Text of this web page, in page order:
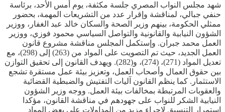
شهد مجلس النواب المصري جلسة مكثفة، يوم أمس الأحد، برئاسة
حنفي جبالي، لمناقشة وإقرار عدد من التشريعات المهمة، بحضور
ممثلي الحكومة، بينهم وزير الصحة والسكان خالد عبد الغفار، ووزير
الشؤون النيابية والقانونية والتواصل السياسي محمود فوزي، ووزير
العمل محمد جبران. وإستكمل المجلس مناقشة مشروع قانون
العمل الجديد، حيث تم التصويت على المواد من (263) إلى (298)، مع
تعديل المواد (271)، (274)، و(282). ويهدف القانون إلى تحقيق التوازن
بين حقوق العمال وأصحاب العمل، وتعزيز بيئة عمل مستقرة تشجع
الاستثمار. كما ينظم القانون آليات التفتيش والضبطية القضائية
والعقوبات المرتبطة بمخالفات بيئة العمل. ووجه وزير الشؤون
النيابية الشكر للنواب على جهودهم في مناقشة القانون، مؤكدا
إستمرار التنسيق لإجراء مزيد من المداولات على بعض المواد